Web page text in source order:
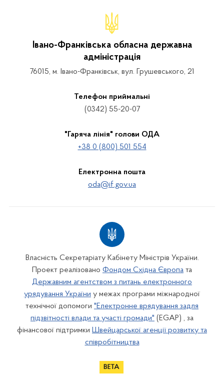
Івано-Франківська обласна державна
адміністрація
76015, м. Івано-Франківськ, вул. Грушевського, 21
Телефон приймальні
(0342) 55-20-07
"Гаряча лінія" голови ОДА
+38 0 (800) 501 554
Електронна пошта
oda@if.gov.ua
Власність Секретаріату Кабінету Міністрів України.
Проект реалізовано Фондом Східна Європа та
Державним агентством з питань електронного
урядування України у межах програми міжнародної
технічної допомоги "Електронне врядування задля
підзвітності влади та участі громади" (EGAP) , за
фінансової підтримки Швейцарської агенції розвитку та
співробітництва